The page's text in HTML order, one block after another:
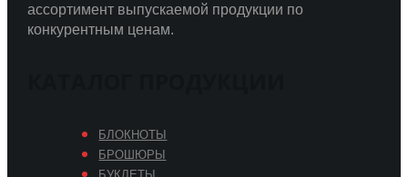
ассортимент выпускаемой продукции по
конкурентным ценам.
БЛОКНОТЫ
БРОШЮРЫ